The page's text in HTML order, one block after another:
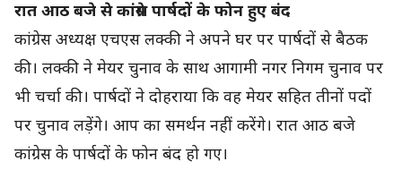
रात आठ बजे से कांग्रेस पार्षदों के फोन हुए बंद
कांग्रेस अध्यक्ष एचएस लक्की ने अपने घर पर पार्षदों से बैठक
की। लक्की ने मेयर चुनाव के साथ आगामी नगर निगम चुनाव पर
भी चर्चा की। पार्षदों ने दोहराया कि वह मेयर सहित तीनों पदों
पर चुनाव लड़ेंगे। आप का समर्थन नहीं करेंगे। रात आठ बजे
कांग्रेस के पार्षदों के फोन बंद हो गए।